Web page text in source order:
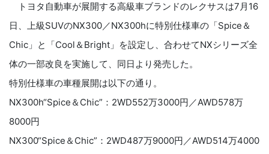
トヨタ自動車が展開する高級車ブランドのレクサスは7月16
日、上級SUVのNX300／NX300hに特別仕様車の「Spice＆
Chic」と「Cool＆Bright」を設定し、合わせてNXシリーズ全
体の一部改良を実施して、同日より発売した。
特別仕様車の車種展開は以下の通り。
NX300h“Spice＆Chic”：2WD552万3000円／AWD578万
8000円
NX300“Spice＆Chic”：2WD487万9000円／AWD514万4000